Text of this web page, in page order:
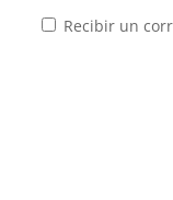
Recibir un